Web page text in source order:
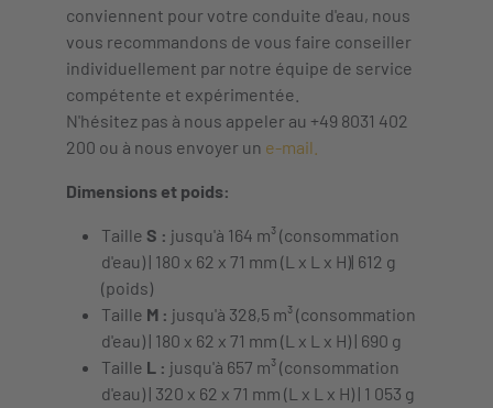
conviennent pour votre conduite d'eau, nous
vous recommandons de vous faire conseiller
individuellement par notre équipe de service
compétente et expérimentée.
N'hésitez pas à nous appeler au +49 8031 402
200 ou à nous envoyer un e-mail.
Dimensions et poids:
Taille S : jusqu'à 164 m³ (consommation
d'eau) | 180 x 62 x 71 mm (L x L x H)| 612 g
(poids)
Taille M : jusqu'à 328,5 m³ (consommation
d'eau) | 180 x 62 x 71 mm (L x L x H) | 690 g
Taille L : jusqu'à 657 m³ (consommation
d'eau) | 320 x 62 x 71 mm (L x L x H) | 1 053 g